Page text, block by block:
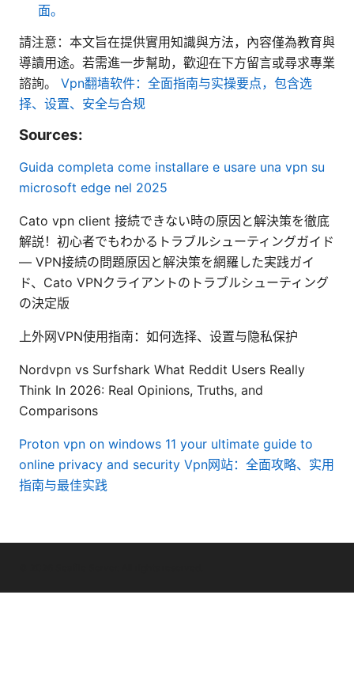
面。
請注意：本文旨在提供實用知識與方法，內容僅為教育與
導讀用途。若需進一步幫助，歡迎在下方留言或尋求專業
諮詢。 Vpn翻墙软件：全面指南与实操要点，包含选
择、设置、安全与合规
Sources:
Guida completa come installare e usare una vpn su
microsoft edge nel 2025
Cato vpn client 接続できない時の原因と解決策を徹底
解説！初心者でもわかるトラブルシューティングガイド
— VPN接続の問題原因と解決策を網羅した実践ガイ
ド、Cato VPNクライアントのトラブルシューティング
の決定版
上外网VPN使用指南：如何选择、设置与隐私保护
Nordvpn vs Surfshark What Reddit Users Really
Think In 2026: Real Opinions, Truths, and
Comparisons
Proton vpn on windows 11 your ultimate guide to
online privacy and security Vpn网站：全面攻略、实用
指南与最佳实践